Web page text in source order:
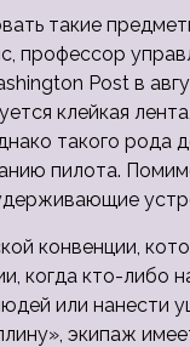
такие
профессор
Post в
клейкая
такого
пилота.
конвенции,
когда кто-либо
или нанести
экипаж